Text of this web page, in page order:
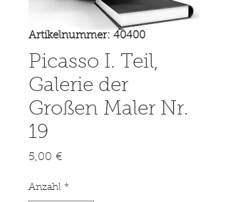
Artikelnummer: 40400
Picasso I. Teil,
Galerie der
Großen Maler Nr.
19
5,00 €Preis
Anzahl *